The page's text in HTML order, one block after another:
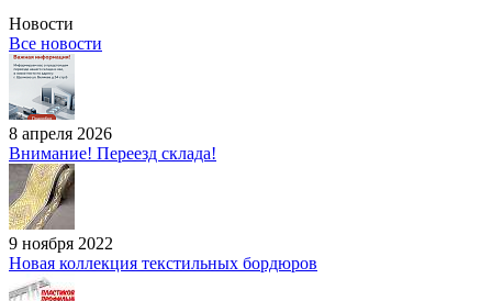
Новости
Все новости
8 апреля 2026
Внимание! Переезд склада!
9 ноября 2022
Новая коллекция текстильных бордюров